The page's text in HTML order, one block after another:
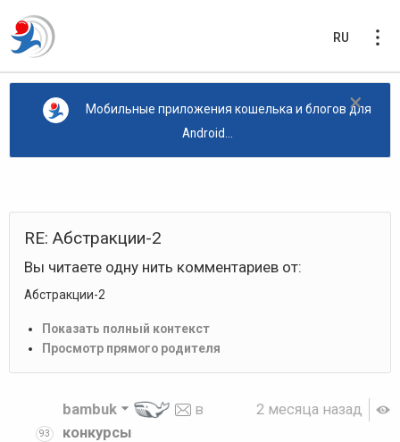
RU
×
Мобильные приложения кошелька и блогов для
Android...
RE: Абстракции-2
Вы читаете одну нить комментариев от:
Абстракции-2
Показать полный контекст
Просмотр прямого родителя
2 месяца назад
93
bambuk
в
конкурсы